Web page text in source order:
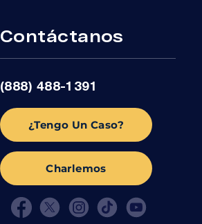
Contáctanos
(888) 488-1391
¿Tengo Un Caso?
Charlemos